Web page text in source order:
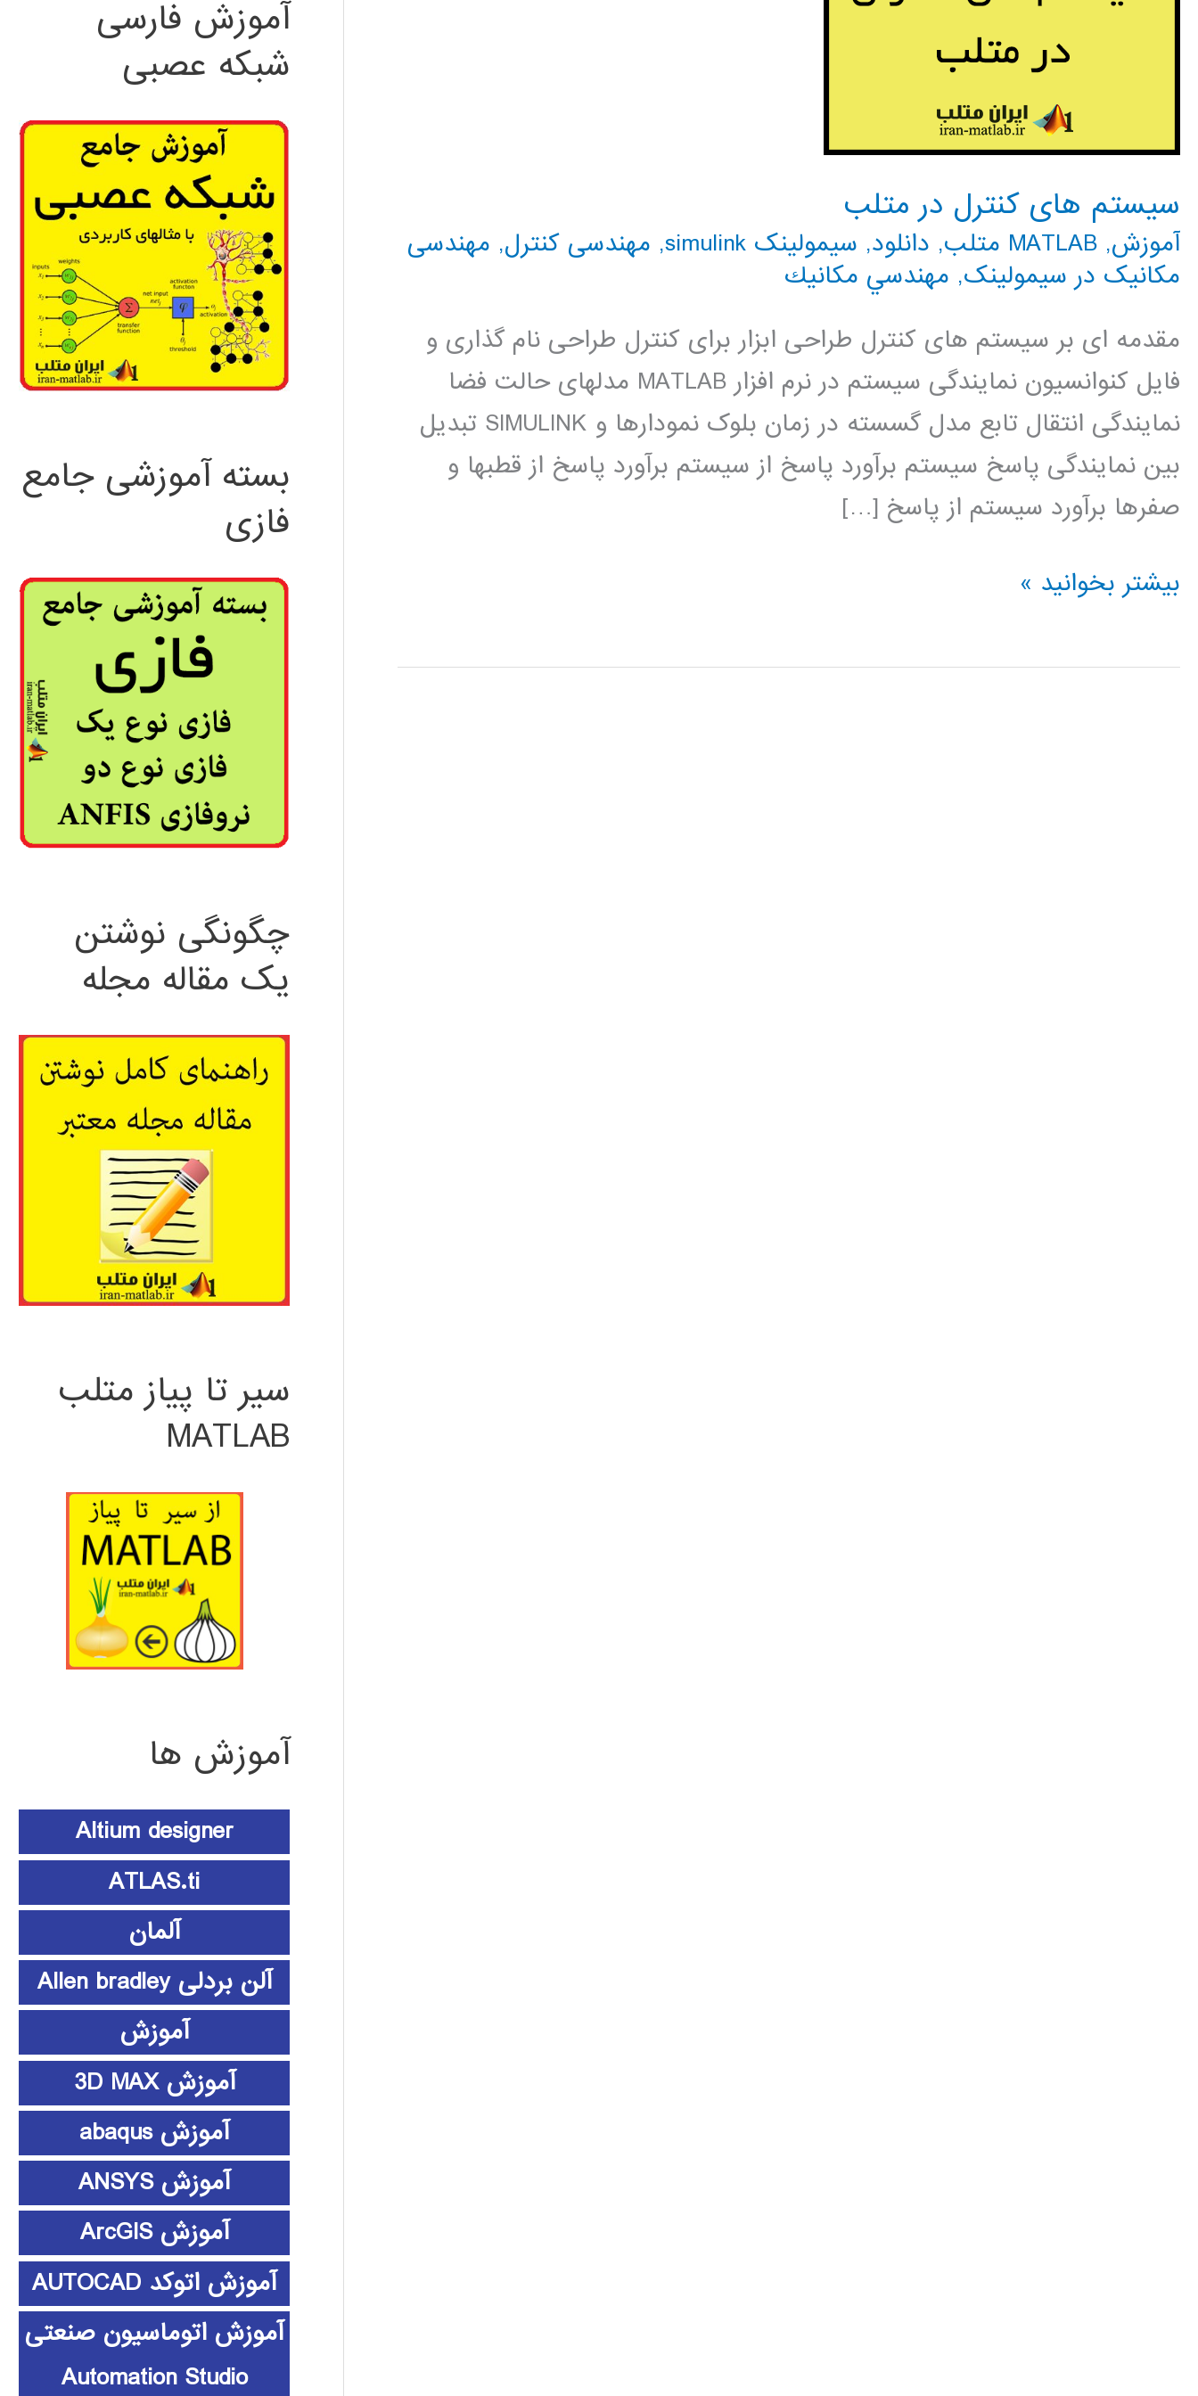
سیستم های کنترل در متلب
آموزش, MATLAB متلب , دانلود, سیمولینک simulink , مهندسی کنترل, مهندسی
مکانیک در سیمولینک, مهندسي مكانيك
مقدمه ای بر سیستم های کنترل طراحی ابزار برای کنترل طراحی نام گذاری و
فایل کنوانسیون نمایندگی سیستم در نرم افزار MATLAB مدلهای حالت فضا
نمایندگی انتقال تابع مدل گسسته در زمان بلوک نمودارها و SIMULINK تبدیل
بین نمایندگی پاسخ سیستم برآورد پاسخ از سیستم برآورد پاسخ از قطبها و
صفرها برآورد سیستم از پاسخ […]
سیستم
کنترل
بیشتر بخوانید »
آموزش فارسی
شبکه عصبی
بسته آموزشی جامع
فازی
چگونگی نوشتن
یک مقاله مجله
سیر تا پیاز متلب
MATLAB
آموزش ها
Altium designer
ATLAS.ti
آلمان
آلن بردلی Allen bradley
آموزش
آموزش 3D MAX
آموزش abaqus
آموزش ANSYS
آموزش ArcGIS
آموزش اتوکد AUTOCAD
آموزش اتوماسیون صنعتی
Automation Studio